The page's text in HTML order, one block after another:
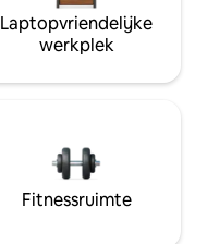
Laptopvriendelijke
werkplek
Fitnessruimte